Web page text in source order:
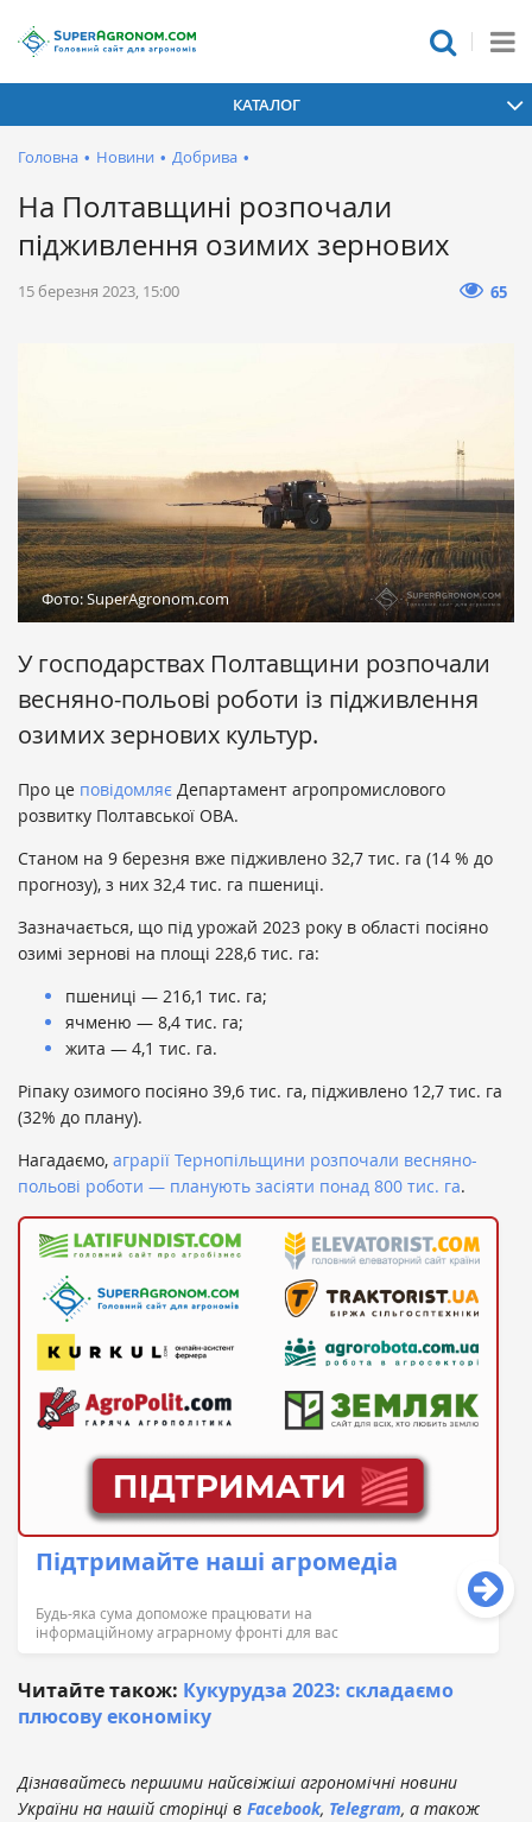
КАТАЛОГ
Головна • Новини • Добрива •
На Полтавщині розпочали
підживлення озимих зернових
15 березня 2023, 15:00 65
Фото: SuperAgronom.com
У господарствах Полтавщини розпочали
весняно-польові роботи із підживлення
озимих зернових культур.
​Про це повідомляє Департамент агропромислового
розвитку Полтавської ОВА.
Станом на 9 березня вже підживлено 32,7 тис. га (14 % до
прогнозу), з них 32,4 тис. га пшениці.
Зазначається, що під урожай 2023 року в області посіяно
озимі зернові на площі 228,6 тис. га:
пшениці — 216,1 тис. га;
ячменю — 8,4 тис. га;
жита — 4,1 тис. га.
Ріпаку озимого посіяно 39,6 тис. га, підживлено 12,7 тис. га
(32% до плану).
Нагадаємо, аграрії Тернопільщини розпочали весняно-
польові роботи — планують засіяти понад 800 тис. га.
Підтримайте наші агромедіа
Будь-яка сума допоможе працювати на
інформаційному аграрному фронті для вас
Читайте також: Кукурудза 2023: складаємо
плюсову економіку
Дізнавайтесь першими найсвіжіші агрономічні новини
України на нашій сторінці в Facebook, Telegram, а також